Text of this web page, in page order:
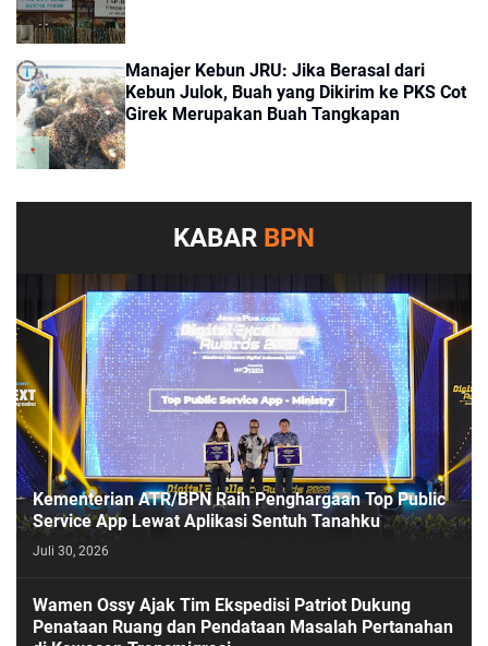
Manajer Kebun JRU: Jika Berasal dari
Kebun Julok, Buah yang Dikirim ke PKS Cot
Girek Merupakan Buah Tangkapan
KABAR BPN
Kementerian ATR/BPN Raih Penghargaan Top Public
Service App Lewat Aplikasi Sentuh Tanahku
Juli 30, 2026
Wamen Ossy Ajak Tim Ekspedisi Patriot Dukung
Penataan Ruang dan Pendataan Masalah Pertanahan